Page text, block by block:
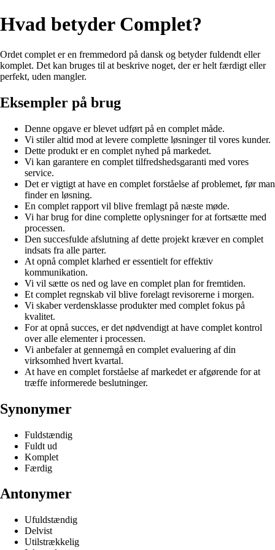
Hvad betyder Complet?
Ordet complet er en fremmedord på dansk og betyder fuldendt eller
komplet. Det kan bruges til at beskrive noget, der er helt færdigt eller
perfekt, uden mangler.
Eksempler på brug
Denne opgave er blevet udført på en complet måde.
Vi stiler altid mod at levere complette løsninger til vores kunder.
Dette produkt er en complet nyhed på markedet.
Vi kan garantere en complet tilfredshedsgaranti med vores
service.
Det er vigtigt at have en complet forståelse af problemet, før man
finder en løsning.
En complet rapport vil blive fremlagt på næste møde.
Vi har brug for dine complette oplysninger for at fortsætte med
processen.
Den succesfulde afslutning af dette projekt kræver en complet
indsats fra alle parter.
At opnå complet klarhed er essentielt for effektiv
kommunikation.
Vi vil sætte os ned og lave en complet plan for fremtiden.
Et complet regnskab vil blive forelagt revisorerne i morgen.
Vi skaber verdensklasse produkter med complet fokus på
kvalitet.
For at opnå succes, er det nødvendigt at have complet kontrol
over alle elementer i processen.
Vi anbefaler at gennemgå en complet evaluering af din
virksomhed hvert kvartal.
At have en complet forståelse af markedet er afgørende for at
træffe informerede beslutninger.
Synonymer
Fuldstændig
Fuldt ud
Komplet
Færdig
Antonymer
Ufuldstændig
Delvist
Utilstrækkelig